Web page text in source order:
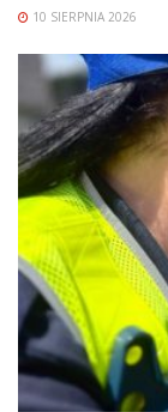
10 SIERPNIA 2026